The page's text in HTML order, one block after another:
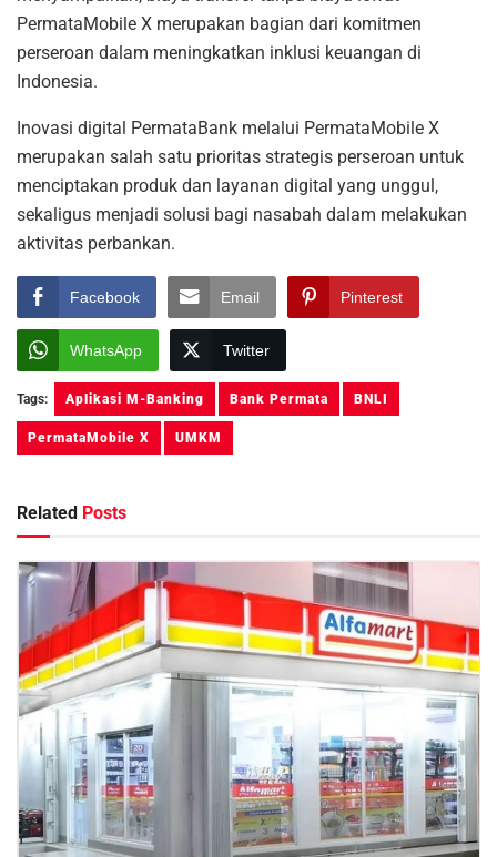
PermataMobile X merupakan bagian dari komitmen
perseroan dalam meningkatkan inklusi keuangan di
Indonesia.
Inovasi digital PermataBank melalui PermataMobile X
merupakan salah satu prioritas strategis perseroan untuk
menciptakan produk dan layanan digital yang unggul,
sekaligus menjadi solusi bagi nasabah dalam melakukan
aktivitas perbankan.
Facebook Email Pinterest
WhatsApp Twitter
Tags: Aplikasi M-Banking Bank Permata BNLI
PermataMobile X UMKM
Related Posts